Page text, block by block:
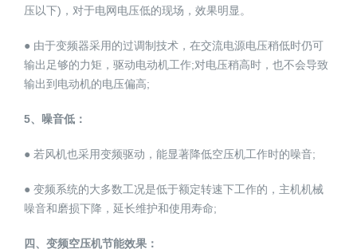
压以下)，对于电网电压低的现场，效果明显。
● 由于变频器采用的过调制技术，在交流电源电压稍低时仍可
输出足够的力矩，驱动电动机工作;对电压稍高时，也不会导致
输出到电动机的电压偏高;
5、噪音低：
● 若风机也采用变频驱动，能显著降低空压机工作时的噪音;
● 变频系统的大多数工况是低于额定转速下工作的，主机机械
噪音和磨损下降，延长维护和使用寿命;
四、变频空压机节能效果：